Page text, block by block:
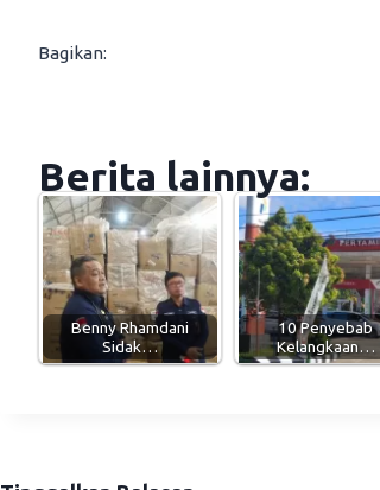
Bagikan:
Berita lainnya:
Benny Rhamdani
Sidak…
10 Penyebab
Kelangkaan…